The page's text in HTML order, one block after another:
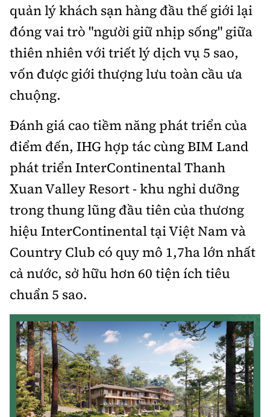
quản lý khách sạn hàng đầu thế giới lại
đóng vai trò "người giữ nhịp sống" giữa
thiên nhiên với triết lý dịch vụ 5 sao,
vốn được giới thượng lưu toàn cầu ưa
chuộng.
Đánh giá cao tiềm năng phát triển của
điểm đến, IHG hợp tác cùng BIM Land
phát triển InterContinental Thanh
Xuan Valley Resort - khu nghỉ dưỡng
trong thung lũng đầu tiên của thương
hiệu InterContinental tại Việt Nam và
Country Club có quy mô 1,7ha lớn nhất
cả nước, sở hữu hơn 60 tiện ích tiêu
chuẩn 5 sao.